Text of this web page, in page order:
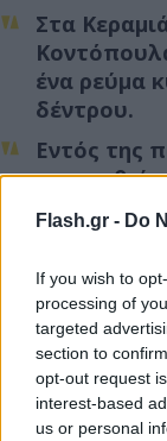
Flash.gr - Do
If you wish to
processing of
targeted
section to
opt-out request
interest-based
us or personal
Στα
ένα ρεύμα
δέντρου.
Εντός της
σημειωθεί
δέντρων,
στον Άη
Πτώσεις
και σε
Δύο
της